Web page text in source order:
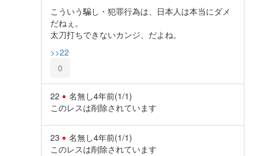
こういう騙し・犯罪行為は、日本人は本当にダメ
だねぇ。
太刀打ちできないカンジ、だよね。
>>22
0
22 名無し4年前(1/1)
このレスは削除されています
23 名無し4年前(1/1)
このレスは削除されています